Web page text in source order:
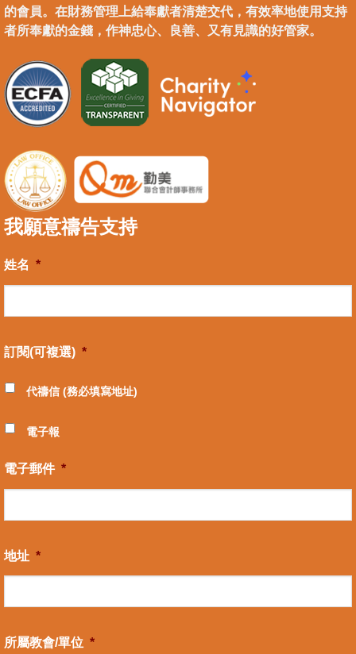
的會員。在財務管理上給奉獻者清楚交代，有效率地使用支持
者所奉獻的金錢，作神忠心、良善、又有見識的好管家。
我願意禱告支持
姓名 *
訂閱(可複選) *
代禱信 (務必填寫地址)
電子報
電子郵件 *
地址 *
所屬教會/單位 *